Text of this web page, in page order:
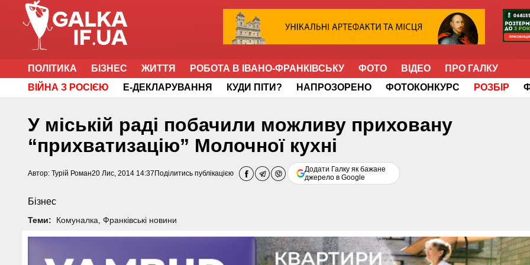
ПОЛІТИКА БІЗНЕС ЖИТТЯ РОБОТА В ІВАНО-ФРАНКІВСЬКУ ФОТО ВІДЕО
ПРО ГАЛКУ
ВІЙНА З РОСІЄЮ
Е-ДЕКЛАРУВАННЯ КУДИ ПІТИ? НАПРОЗОРЕНО ФОТОКОНКУРС РОЗБІР
У міській раді побачили можливу приховану
“прихватизацію” Молочної кухні
Автор: Турій Роман20 Лис, 2014 14:37 Поділитись публікацією
Додати Галку як бажане
джерело в Google
Бізнес
Теми: Комуналка Франківські новини